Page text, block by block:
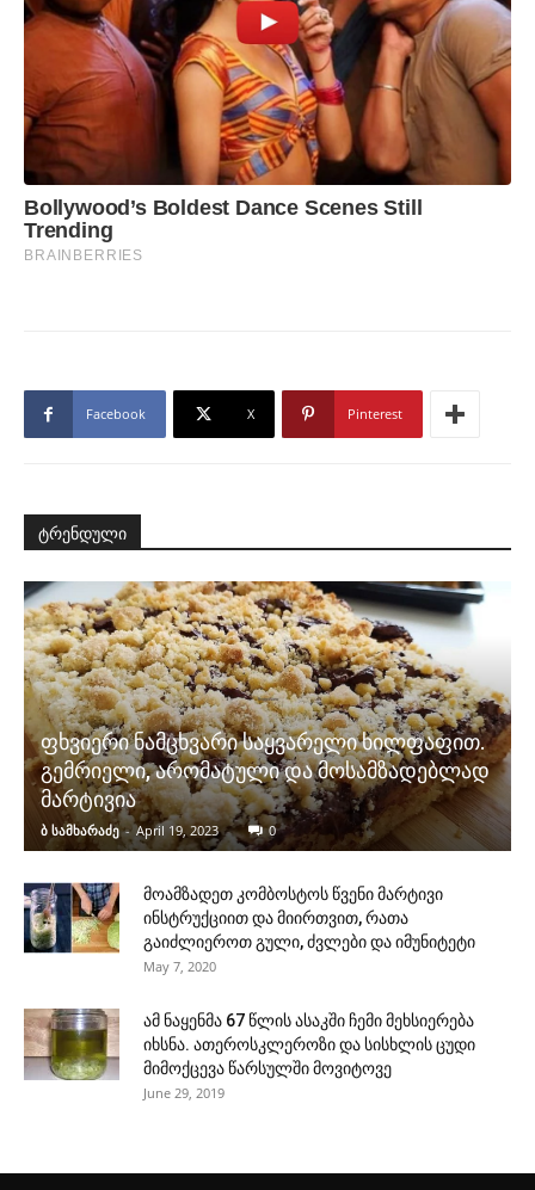
Facebook X Pinterest
ტრენდული
ფხვიერი ნამცხვარი საყვარელი ხილფაფით.
გემრიელი, არომატული და მოსამზადებლად
მარტივია
ბ სამხარაძე - April 19, 2023 0
მოამზადეთ კომბოსტოს წვენი მარტივი
ინსტრუქციით და მიირთვით, რათა
გაიძლიეროთ გული, ძვლები და იმუნიტეტი
May 7, 2020
ამ ნაყენმა 67 წლის ასაკში ჩემი მეხსიერება
იხსნა. ათეროსკლეროზი და სისხლის ცუდი
მიმოქცევა წარსულში მოვიტოვე
June 29, 2019